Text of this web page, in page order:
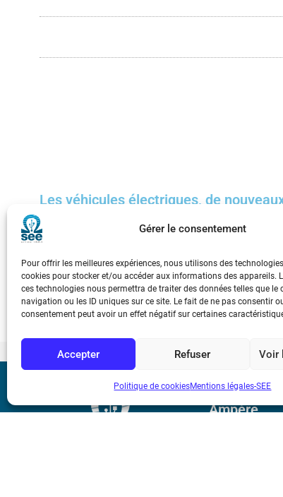
Gérer le consentement
Pour offrir les meilleures expériences, nous utilisons des
cookies pour stocker et/ou accéder aux informations des appareils.
ces technologies nous permettra de traiter des données telles que le
navigation ou les ID uniques sur ce site. Le fait de ne pas consentir
consentement peut avoir un effet négatif sur certaines
Accepter Refuser Voir
Politique de cookiesMentions légales-SEE
Les véhicules électriques, de
Aujourd’hui, plus de 95 % du temps, les véhicules
numérique, ces véhicules pourront-ils devenir des
réduction des émissions de GES et de la pollution ?
Ampère